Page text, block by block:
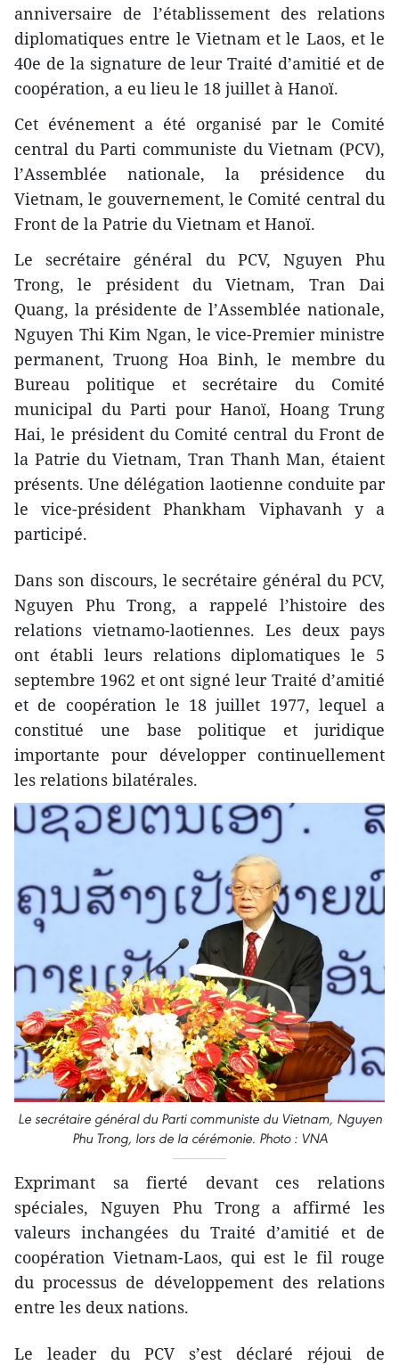
anniversaire de l’établissement des relations
diplomatiques entre le Vietnam et le Laos, et le
40e de la signature de leur Traité d’amitié et de
coopération, a eu lieu le 18 juillet à Hanoï.
Cet événement a été organisé par le Comité
central du Parti communiste du Vietnam (PCV),
l’Assemblée nationale, la présidence du
Vietnam, le gouvernement, le Comité central du
Front de la Patrie du Vietnam et Hanoï.
Le secrétaire général du PCV, Nguyen Phu
Trong, le président du Vietnam, Tran Dai
Quang, la présidente de l’Assemblée nationale,
Nguyen Thi Kim Ngan, le vice-Premier ministre
permanent, Truong Hoa Binh, le membre du
Bureau politique et secrétaire du Comité
municipal du Parti pour Hanoï, Hoang Trung
Hai, le président du Comité central du Front de
la Patrie du Vietnam, Tran Thanh Man, étaient
présents. Une délégation laotienne conduite par
le vice-président Phankham Viphavanh y a
participé.
Dans son discours, le secrétaire général du PCV,
Nguyen Phu Trong, a rappelé l’histoire des
relations vietnamo-laotiennes. Les deux pays
ont établi leurs relations diplomatiques le 5
septembre 1962 et ont signé leur Traité d’amitié
et de coopération le 18 juillet 1977, lequel a
constitué une base politique et juridique
importante pour développer continuellement
les relations bilatérales.
Le secrétaire général du Parti communiste du Vietnam, Nguyen
Phu Trong, lors de la cérémonie. Photo : VNA
Exprimant sa fierté devant ces relations
spéciales, Nguyen Phu Trong a affirmé les
valeurs inchangées du Traité d’amitié et de
coopération Vietnam-Laos, qui est le fil rouge
du processus de développement des relations
entre les deux nations.
Le leader du PCV s’est déclaré réjoui de